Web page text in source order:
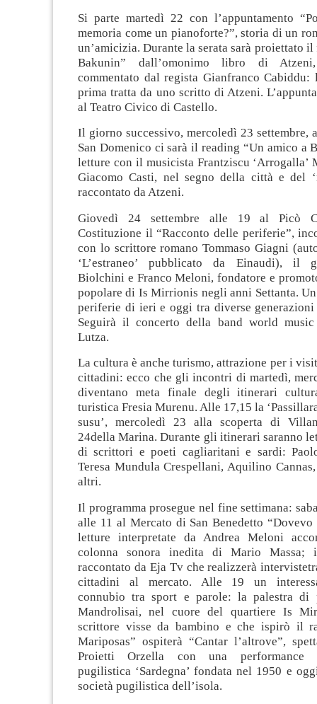
Si parte martedì 22 con l’appuntamento
memoria come un pianoforte?”, storia di un
un’amicizia. Durante la serata sarà proiettato
Bakunin” dall’omonimo libro di
commentato dal regista Gianfranco
prima tratta da uno scritto di Atzeni.
al Teatro Civico di Castello.
Il giorno successivo, mercoledì 23 settembre,
San Domenico ci sarà il reading “Un amico a
letture con il musicista Frantziscu ‘Arrogalla’
Giacomo Casti, nel segno della città e del
raccontato da Atzeni.
Giovedì 24 settembre alle 19 al Picò
Costituzione il “Racconto delle periferie”,
con lo scrittore romano Tommaso Giagni
‘L’estraneo’ pubblicato da Einaudi), il
Biolchini e Franco Meloni, fondatore e
popolare di Is Mirrionis negli anni Settanta.
periferie di ieri e oggi tra diverse
Seguirà il concerto della band world music
Lutza.
La cultura è anche turismo, attrazione per i
cittadini: ecco che gli incontri di martedì,
diventano meta finale degli itinerari
turistica Fresia Murenu. Alle 17,15 la
susu’, mercoledì 23 alla scoperta di
24della Marina. Durante gli itinerari saranno
di scrittori e poeti cagliaritani e sardi:
Teresa Mundula Crespellani, Aquilino
altri.
Il programma prosegue nel fine settimana:
alle 11 al Mercato di San Benedetto “Dovevo
letture interpretate da Andrea Meloni
colonna sonora inedita di Mario Massa;
raccontato da Eja Tv che realizzerà
cittadini al mercato. Alle 19 un
connubio tra sport e parole: la palestra
Mandrolisai, nel cuore del quartiere Is
scrittore visse da bambino e che ispirò il
Mariposas” ospiterà “Cantar l’altrove”,
Proietti Orzella con una performance
pugilistica ‘Sardegna’ fondata nel 1950 e
società pugilistica dell’isola.